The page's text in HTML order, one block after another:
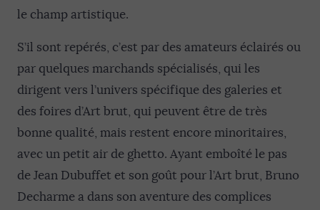
le champ artistique.
S’il sont repérés, c’est par des amateurs éclairés ou
par quelques marchands spécialisés, qui les
dirigent vers l’univers spécifique des galeries et
des foires d’Art brut, qui peuvent être de très
bonne qualité, mais restent encore minoritaires,
avec un petit air de ghetto. Ayant emboîté le pas
de Jean Dubuffet et son goût pour l’Art brut, Bruno
Decharme a dans son aventure des complices